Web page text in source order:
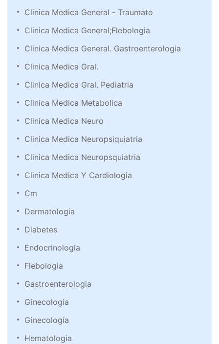
Clinica Medica General - Traumato
Clinica Medica General;Flebologia
Clinica Medica General. Gastroenterologia
Clinica Medica Gral.
Clinica Medica Gral. Pediatria
Clinica Medica Metabolica
Clinica Medica Neuro
Clinica Medica Neuropsiquiatria
Clinica Medica Neuropsquiatria
Clinica Medica Y Cardiologia
Cm
Dermatologia
Diabetes
Endocrinologia
Flebologia
Gastroenterologia
Ginecologia
Ginecología
Hematologia